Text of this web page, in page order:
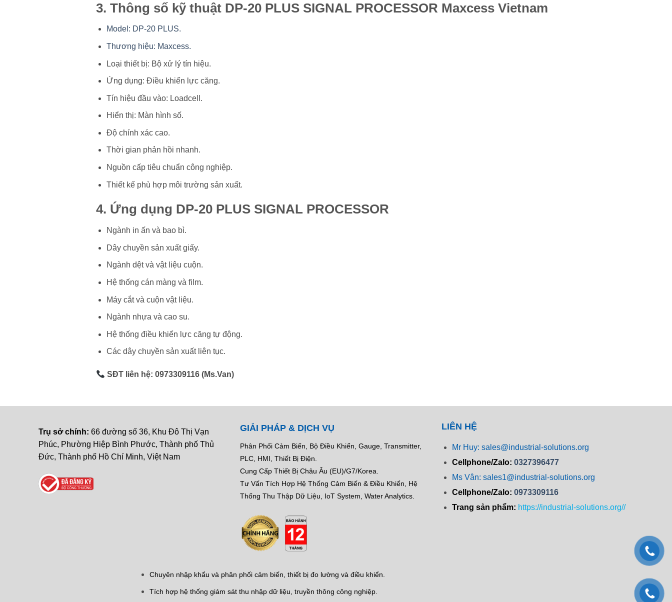
3. Thông số kỹ thuật DP-20 PLUS SIGNAL PROCESSOR Maxcess Vietnam
Model: DP-20 PLUS.
Thương hiệu: Maxcess.
Loại thiết bị: Bộ xử lý tín hiệu.
Ứng dụng: Điều khiển lực căng.
Tín hiệu đầu vào: Loadcell.
Hiển thị: Màn hình số.
Độ chính xác cao.
Thời gian phản hồi nhanh.
Nguồn cấp tiêu chuẩn công nghiệp.
Thiết kế phù hợp môi trường sản xuất.
4. Ứng dụng DP-20 PLUS SIGNAL PROCESSOR
Ngành in ấn và bao bì.
Dây chuyền sản xuất giấy.
Ngành dệt và vật liệu cuộn.
Hệ thống cán màng và film.
Máy cắt và cuộn vật liệu.
Ngành nhựa và cao su.
Hệ thống điều khiển lực căng tự động.
Các dây chuyền sản xuất liên tục.
SĐT liên hệ: 0973309116 (Ms.Van)
Trụ sở chính: 66 đường số 36, Khu Đô Thị Vạn
Phúc, Phường Hiệp Bình Phước, Thành phố Thủ
Đức, Thành phố Hồ Chí Minh, Việt Nam
GIẢI PHÁP & DỊCH VỤ
Phân Phối Cảm Biến, Bộ Điều Khiển, Gauge, Transmitter,
PLC, HMI, Thiết Bị Điện.
Cung Cấp Thiết Bị Châu Âu (EU)/G7/Korea.
Tư Vấn Tích Hợp Hệ Thống Cảm Biến & Điều Khiển, Hệ
Thống Thu Thập Dữ Liệu, IoT System, Water Analytics.
LIÊN HỆ
Mr Huy: sales@industrial-solutions.org
Cellphone/Zalo: 0327396477
Ms Vân: sales1@industrial-solutions.org
Cellphone/Zalo: 0973309116
Trang sản phẩm: https://industrial-solutions.org//
Chuyên nhập khẩu và phân phối cảm biến, thiết bị đo lường và điều khiển.
Tích hợp hệ thống giám sát thu nhập dữ liệu, truyền thông công nghiệp.